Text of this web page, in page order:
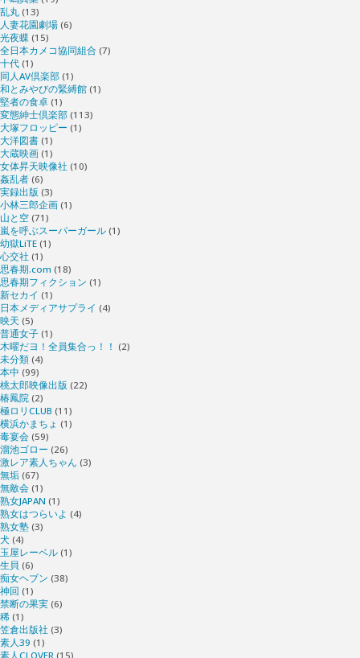
乱丸 (13)
人妻花園劇場 (6)
光夜蝶 (15)
全日本カメコ協同組合 (7)
十代 (1)
同人AV倶楽部 (1)
和とみやびの緊縛館 (1)
堅者の食卓 (1)
変態紳士倶楽部 (113)
大塚フロッピー (1)
大洋図書 (1)
大蔵映画 (1)
女体昇天映像社 (10)
姦乱者 (6)
実録出版 (3)
小林三郎企画 (1)
山と空 (71)
嵐を呼ぶスーパーガール (1)
幼獄LiTE (1)
心交社 (1)
思春期.com (18)
思春期フィクション (1)
新セカイ (1)
日本メディアサプライ (4)
映天 (5)
普通女子 (1)
木曜だヨ！全員集合っ！！ (2)
未分類 (4)
本中 (99)
桃太郎映像出版 (22)
椿鳳院 (2)
極ロリCLUB (11)
横浜かまちょ (1)
毒宴会 (59)
溜池ゴロー (26)
激レア素人ちゃん (3)
無垢 (67)
無敵会 (1)
熟女JAPAN (1)
熟女はつらいよ (4)
熟女塾 (3)
犬 (4)
玉屋レーベル (1)
生貝 (6)
痴女ヘブン (38)
神回 (1)
禁断の果実 (6)
稀 (1)
笠倉出版社 (3)
素人39 (1)
素人CLOVER (15)